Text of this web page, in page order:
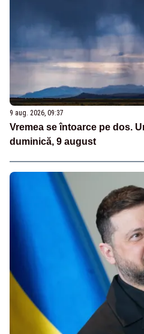
9 aug. 2026, 09:37
Vremea se întoarce pe dos.
duminică, 9 august